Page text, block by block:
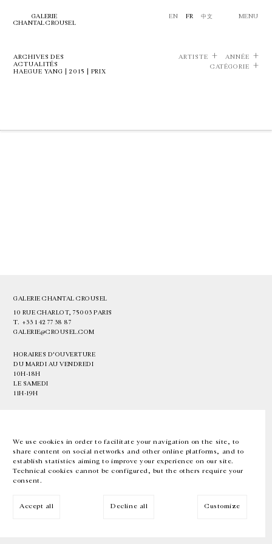
We use cookies in order to facilitate your navigation on the site, to
share content on social networks and other online platforms, and to
establish statistics aiming to improve your experience on our site.
Technical cookies cannot be configured, but the others require your
consent.
Accept all Decline all Customize
GALERIE
CHANTAL CROUSEL
EN FR 中文 MENU
ARCHIVES DES
ACTUALITÉS
HAEGUE YANG | 2015 | PRIX
ARTISTE
ANNÉE
CATÉGORIE
GALERIE CHANTAL CROUSEL
10 RUE CHARLOT, 75003 PARIS
T. +33 1 42 77 38 87
GALERIE@CROUSEL.COM
HORAIRES D'OUVERTURE
DU MARDI AU VENDREDI
10H-18H
LE SAMEDI
11H-19H
EN FR 中文 Facebook Instagram
Inscrivez-vous à notre newsletter